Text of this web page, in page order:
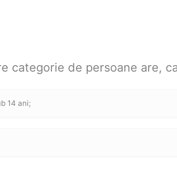
categorie de persoane are,
14 ani;